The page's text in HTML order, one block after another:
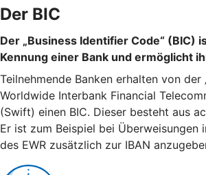
Der BIC
Der „Business Identifier Code“ (BIC)
Kennung einer Bank und ermöglicht
Teilnehmende Banken erhalten von der
Worldwide Interbank Financial
(Swift) einen BIC. Dieser besteht aus
Er ist zum Beispiel bei Überweisungen
des EWR zusätzlich zur IBAN